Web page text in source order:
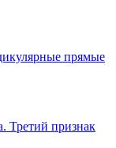
прямые
Третий признак